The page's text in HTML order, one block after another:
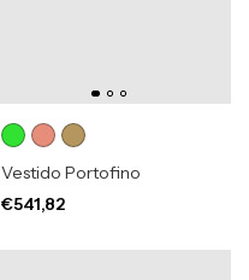
Vestido Portofino
€541,82